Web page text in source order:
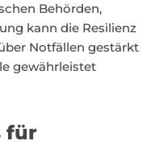
Behörden,
kann die Resilienz
Notfällen gestärkt
gewährleistet
für